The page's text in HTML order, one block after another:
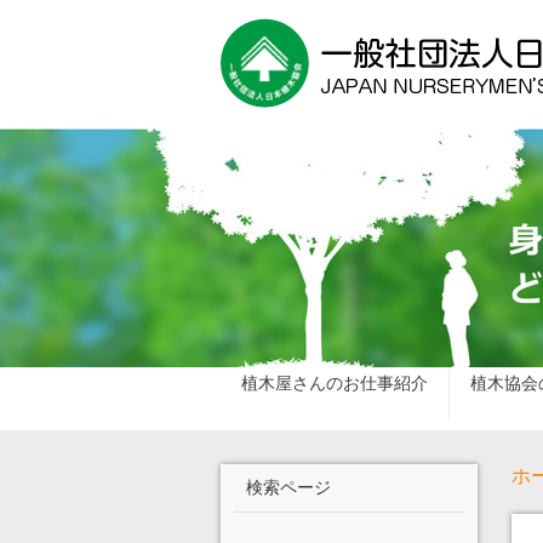
植木屋さんのお仕事紹介 植木協会
ホ
検索ページ